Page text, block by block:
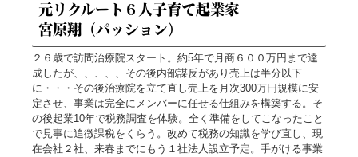
元リクルート６人子育て起業家
宮原翔（パッション）
２６歳で訪問治療院スタート。約5年で月商６００万円まで達
成したが、、、、、その後内部謀反があり売上は半分以下
に・・・その後治療院を立て直し売上を月次300万円規模に安
定させ、事業は完全にメンバーに任せる仕組みを構築する。そ
の後起業10年で税務調査を体験。全く準備をしてこなったこと
で見事に追徴課税をくらう。改めて税務の知識を学び直し、現
在会社２社、来春までにもう１社法人設立予定。手がける事業